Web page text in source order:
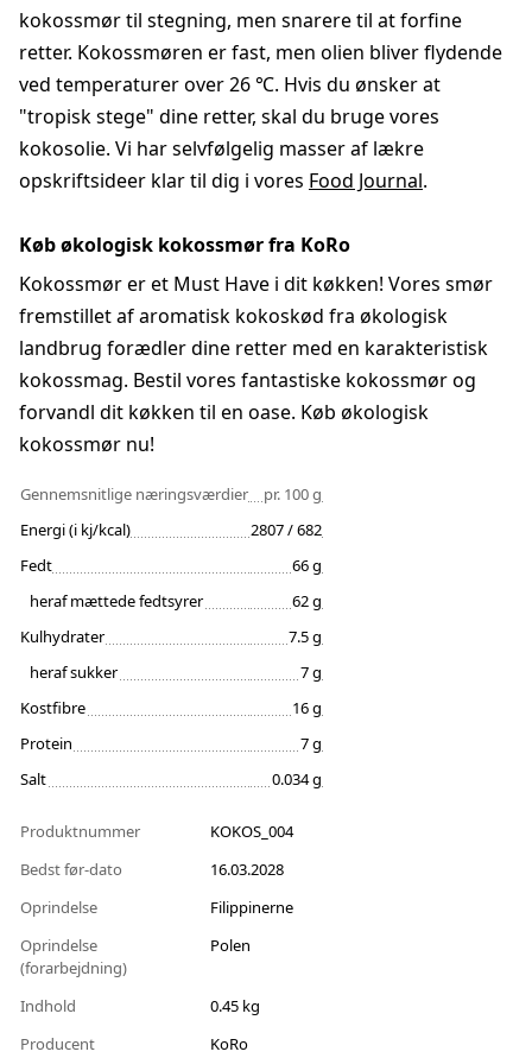
kokossmør til stegning, men snarere til at forfine
retter. Kokossmøren er fast, men olien bliver flydende
ved temperaturer over 26 ℃. Hvis du ønsker at
"tropisk stege" dine retter, skal du bruge vores
kokosolie. Vi har selvfølgelig masser af lækre
opskriftsideer klar til dig i vores Food Journal.
Køb økologisk kokossmør fra KoRo
Kokossmør er et Must Have i dit køkken! Vores smør
fremstillet af aromatisk kokoskød fra økologisk
landbrug forædler dine retter med en karakteristisk
kokossmag. Bestil vores fantastiske kokossmør og
forvandl dit køkken til en oase. Køb økologisk
kokossmør nu!
Gennemsnitlige næringsværdier
pr. 100 g
Energi (i kj/kcal)
2807 / 682
Fedt
66 g
heraf mættede fedtsyrer
62 g
Kulhydrater
7.5 g
heraf sukker
7 g
Kostfibre
16 g
Protein
7 g
Salt
0.034 g
Produktnummer
KOKOS_004
Bedst før-dato
16.03.2028
Oprindelse
Filippinerne
Oprindelse
(forarbejdning)
Polen
Indhold
0.45 kg
Producent
KoRo